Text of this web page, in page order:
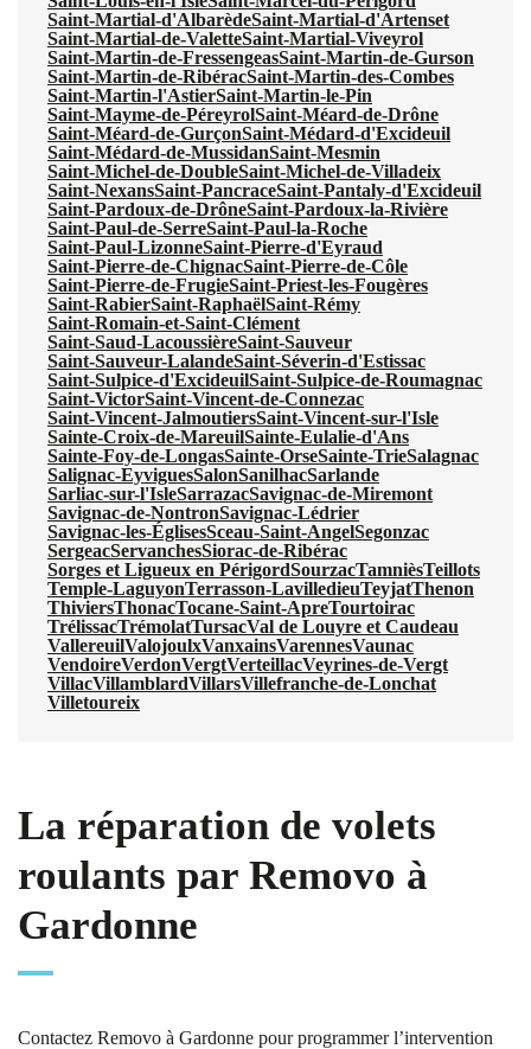
Saint-Martial-d'AlbarèdeSaint-Martial-d'Artenset
Saint-Martial-de-ValetteSaint-Martial-Viveyrol
Saint-Martin-de-FressengeasSaint-Martin-de-Gurson
Saint-Martin-de-RibéracSaint-Martin-des-Combes
Saint-Martin-l'AstierSaint-Martin-le-Pin
Saint-Mayme-de-PéreyrolSaint-Méard-de-Drône
Saint-Méard-de-GurçonSaint-Médard-d'Excideuil
Saint-Médard-de-MussidanSaint-Mesmin
Saint-Michel-de-DoubleSaint-Michel-de-Villadeix
Saint-NexansSaint-PancraceSaint-Pantaly-d'Excideuil
Saint-Pardoux-de-DrôneSaint-Pardoux-la-Rivière
Saint-Paul-de-SerreSaint-Paul-la-Roche
Saint-Paul-LizonneSaint-Pierre-d'Eyraud
Saint-Pierre-de-ChignacSaint-Pierre-de-Côle
Saint-Pierre-de-FrugieSaint-Priest-les-Fougères
Saint-RabierSaint-RaphaëlSaint-Rémy
Saint-Romain-et-Saint-Clément
Saint-Saud-LacoussièreSaint-Sauveur
Saint-Sauveur-LalandeSaint-Séverin-d'Estissac
Saint-Sulpice-d'ExcideuilSaint-Sulpice-de-Roumagnac
Saint-VictorSaint-Vincent-de-Connezac
Saint-Vincent-JalmoutiersSaint-Vincent-sur-l'Isle
Sainte-Croix-de-MareuilSainte-Eulalie-d'Ans
Sainte-Foy-de-LongasSainte-OrseSainte-TrieSalagnac
Salignac-EyviguesSalonSanilhacSarlande
Sarliac-sur-l'IsleSarrazacSavignac-de-Miremont
Savignac-de-NontronSavignac-Lédrier
Savignac-les-ÉglisesSceau-Saint-AngelSegonzac
SergeacServanchesSiorac-de-Ribérac
Sorges et Ligueux en PérigordSourzacTamnièsTeillots
Temple-LaguyonTerrasson-LavilledieuTeyjatThenon
ThiviersThonacTocane-Saint-ApreTourtoirac
TrélissacTrémolatTursacVal de Louyre et Caudeau
VallereuilValojoulxVanxainsVarennesVaunac
VendoireVerdonVergtVerteillacVeyrines-de-Vergt
VillacVillamblardVillarsVillefranche-de-Lonchat
Villetoureix
La réparation de volets
roulants par Removo à
Gardonne
Contactez Removo à Gardonne pour programmer l’intervention